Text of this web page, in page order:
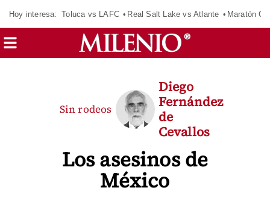
Hoy interesa: Toluca vs LAFC Real Salt Lake vs Atlante Maratón
Los asesinos de
México
Sin rodeos
Diego
Fernández
de
Cevallos